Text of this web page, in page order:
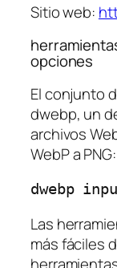
Sitio web:
opciones
El conjunto
dwebp, un
archivos
WebP a PNG:
Las
más fáciles